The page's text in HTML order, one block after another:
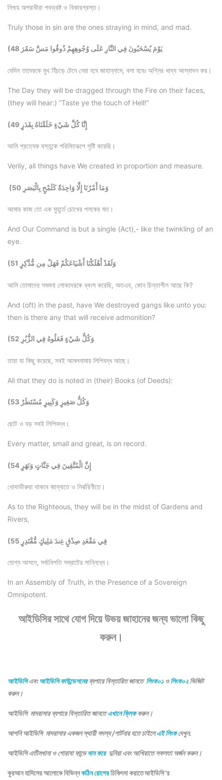
নিশ্চয় অপরাধীরা পথভ্রষ্ট ও বিকারগ্রস্ত।
Truly those in sin are the ones straying in mind, and mad.
(48 يَوْمَ يُسْحَبُونَ فِي النَّارِ عَلَى وُجُوهِهِمْ ذُوقُوا مَسَّ سَقَرَ
যেদিন তাদেরকে মুখ হিঁচড়ে টেনে নেয়া হবে জাহান্নামে, বলা হবেঃ অগ্নির খাদ্য আস্বাদন কর।
The Day they will be dragged through the Fire on their faces,
(they will hear:) “Taste ye the touch of Hell!”
(49 إِنَّا كُلَّ شَيْءٍ خَلَقْنَاهُ بِقَدَرٍ
আমি প্রত্যেক বস্তুকে পরিমিতরূপে সৃষ্টি করেছি।
Verily, all things have We created in proportion and measure.
(50 وَمَا أَمْرُنَا إِلَّا وَاحِدَةٌ كَلَمْحٍ بِالْبَصَرِ
আমার কাজ তো এক মুহূর্তে চোখের পলকের মত।
And Our Command is but a single (Act),- like the twinkling of an
eye.
(51 وَلَقَدْ أَهْلَكْنَا أَشْيَاعَكُمْ فَهَلْ مِن مُّدَّكِرٍ
আমি তোমাদের সমমনা লোকদেরকে ধ্বংস করেছি, অতএব, কোন চিন্তাশীল আছে কি?
And (oft) in the past, have We destroyed gangs like unto you:
then is there any that will receive admonition?
(52 وَكُلُّ شَيْءٍ فَعَلُوهُ فِي الزُّبُرِ
তারা যা কিছু করেছে, সবই আমলনামায় লিপিবদ্ধ আছে।
All that they do is noted in (their) Books (of Deeds):
(53 وَكُلُّ صَغِيرٍ وَكَبِيرٍ مُسْتَطَرٌ
ছোট ও বড় সবই লিপিবদ্ধ।
Every matter, small and great, is on record.
(54 إِنَّ الْمُتَّقِينَ فِي جَنَّاتٍ وَنَهَرٍ
খোদাভীরুরা থাকবে জান্নাতে ও নির্ঝরিণীতে।
As to the Righteous, they will be in the midst of Gardens and
Rivers,
(55 فِي مَقْعَدِ صِدْقٍ عِندَ مَلِيكٍ مُّقْتَدِرٍ
যোগ্য আসনে, সর্বাধিপতি সম্রাটের সান্নিধ্যে।
In an Assembly of Truth, in the Presence of a Sovereign
Omnipotent.
আইডিসির সাথে যোগ দিয়ে উভয় জাহানের জন্য ভালো কিছু
করুন।
আইডিসিএবংআইডিসি ফাউন্ডেশনেরব্যপারে বিস্তারিত জানতে লিংক০১ওলিংক০২ ভিজিট
করুন।
আইডিসি মাদরাসার ব্যপারে বিস্তারিত জানতেএখানে ক্লিককরুন।
আপনি আইডিসি মাদরাসার একজন স্থায়ী সদস্য /পার্টনার হতে চাইলেএই লিংকদেখুন.
আইডিসি এতীমখানা ও গোরাবা ফান্ডেদান করে দুনিয়া এবং আখিরাতে সফলতা অর্জন করুন।
কুরআন হাদিসের আলোকে বিভিন্নকঠিন রোগেরচিকিৎসা করাতেআইডিসি‘র